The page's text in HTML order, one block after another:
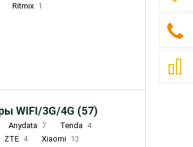
Ritmix 1
WIFI/3G/4G (57)
Anydata 7 Tenda 4
ZTE 4 Xiaomi 13